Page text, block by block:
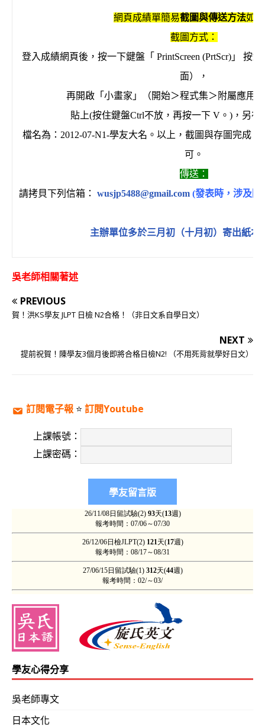
網頁成績單簡易截圖與傳送方法如
截圖方式：
登入成績網頁後，按一下鍵盤「 PrintScreen (PrtScr)」 按
面），
再開啟「小畫家」（開始＞程式集＞附屬應用
貼上(按住鍵盤Ctrl不放，再按一下 V。)，另存
檔名為：2012-07-N1-學友大名。以上，截圖與存圖完成
可。
傳送：
請拷貝下列信箱： wusjp5488@gmail.com (發表時，涉及隱
主辦單位多於三月初（十月初）寄出紙本
吳老師相關著述
PREVIOUS
賀！洪KS學友 JLPT 日檢 N2合格！（非日文系自學日文）
NEXT
提前祝賀！陳學友3個月後即將合格日檢N2! （不用死背就學好日文）
訂閱電子報 ⭐️ 訂閱Youtube
上課帳號：
上課密碼：
學友心得分享
吳老師專文
日本文化